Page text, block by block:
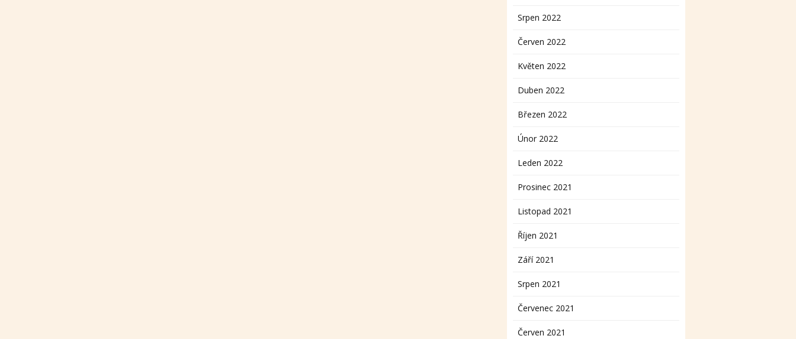
Srpen 2022
Červen 2022
Květen 2022
Duben 2022
Březen 2022
Únor 2022
Leden 2022
Prosinec 2021
Listopad 2021
Říjen 2021
Září 2021
Srpen 2021
Červenec 2021
Červen 2021